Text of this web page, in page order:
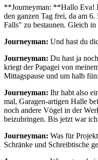
**Journeyman: **Hallo Eva!
den ganzen Tag frei, da am
Falls" zu bestaunen. Gleich
Journeyman: Und hast du
Journeyman: Du hast ja
kriegt der Papagei von
Mittagspause und um halb
Journeyman: Ihr habt also
mal, Garagen-artigen Halle
noch andere Vögel in der
beizubringen. Bis jetzt war
Journeyman: Was für
Schränke und Schreibtische